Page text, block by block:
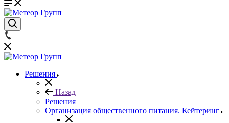
Решения
Назад
Решения
Организация общественного питания. Кейтеринг